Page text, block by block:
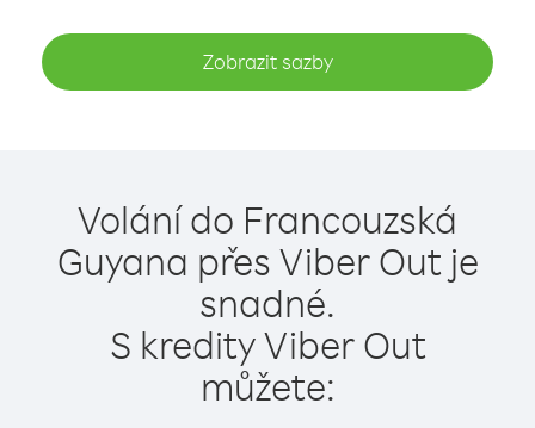
Zobrazit sazby
Volání do Francouzská
Guyana přes Viber Out je
snadné.
S kredity Viber Out
můžete: